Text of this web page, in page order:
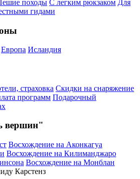
Пешие походы С легким рюкзаком Для
гидами
Европа Исландия
страховка Скидки на снаряжение
программ Подарочный
вершин"
Восхождение на Аконкагуа
Восхождение на Килиманджаро
Восхождение на Монблан
Карстенз